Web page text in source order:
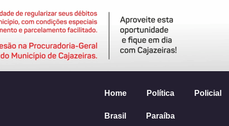
Home Política Policial
Brasil Paraíba